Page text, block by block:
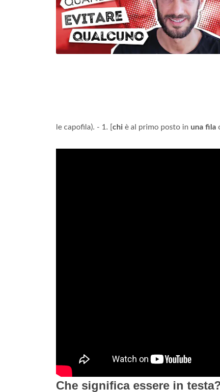
le capofila). - 1. [ chi è al primo posto in una fila
Che significa essere in